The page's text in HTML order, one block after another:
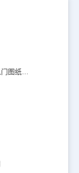
CAD机械入门图纸学习？CAD新手入门图纸练习